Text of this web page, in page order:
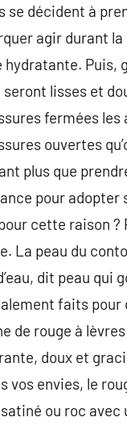
se décident à
agir durant
hydratante.
lisses et
fermées
ouvertes
plus que
pour adopter
cette raison
La peau du
dit peau qui
faits pour
de rouge à
doux et
vos envies, le
ou roc avec